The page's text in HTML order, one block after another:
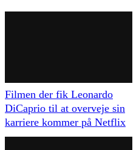
Filmen der fik Leonardo
DiCaprio til at overveje sin
karriere kommer på Netflix